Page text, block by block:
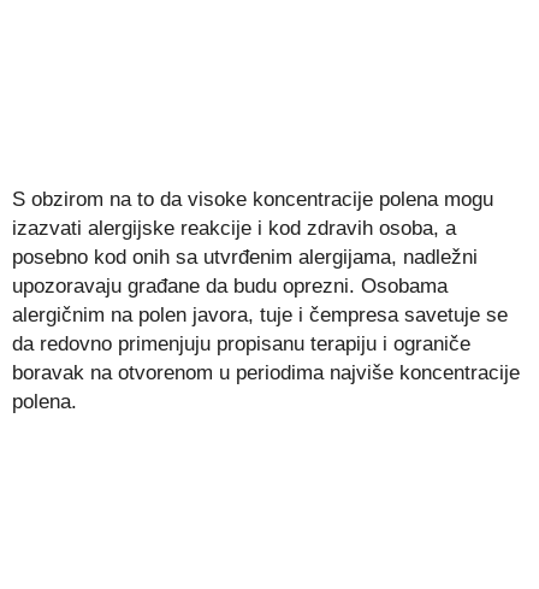
S obzirom na to da visoke koncentracije polena mogu
izazvati alergijske reakcije i kod zdravih osoba, a
posebno kod onih sa utvrđenim alergijama, nadležni
upozoravaju građane da budu oprezni. Osobama
alergičnim na polen javora, tuje i čempresa savetuje se
da redovno primenjuju propisanu terapiju i ograniče
boravak na otvorenom u periodima najviše koncentracije
polena.